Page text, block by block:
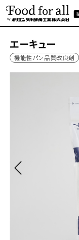
エーキュー
機能性パン品質改良剤